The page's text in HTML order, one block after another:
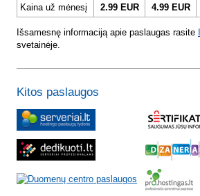
Kaina už mėnesį
2.99 EUR 4.99 EUR
Išsamesnę informaciją apie paslaugas rasite
svetainėje.
Kitos paslaugos